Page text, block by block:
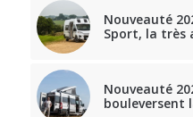
Nouveauté
Sport, la très
Nouveauté
bouleversent